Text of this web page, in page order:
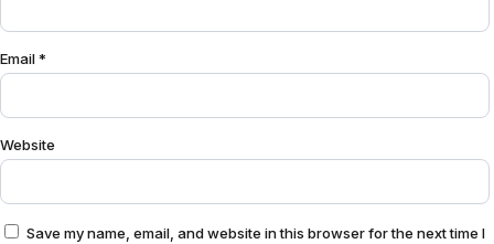
Email*
Website
Save my name, email, and website in this browser for the next time I